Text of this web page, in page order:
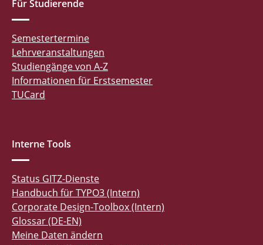
Für Studierende
Semestertermine
Lehrveranstaltungen
Studiengänge von A-Z
Informationen für Erstsemester
TUCard
Interne Tools
Status GITZ-Dienste
Handbuch für TYPO3 (Intern)
Corporate Design-Toolbox (Intern)
Glossar (DE-EN)
Meine Daten ändern